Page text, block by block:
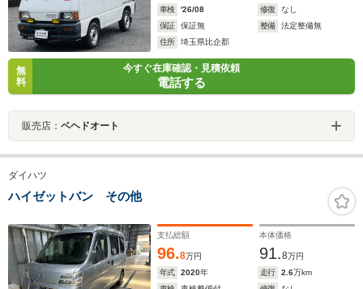
車検
'26/08 修復
なし
保証
保証無 整備
法定整備無
住所
埼玉県比企郡
無
料
今すぐ在庫確認・見積依頼
電話する
販売店： ベヘドオート
ダイハツ
ハイゼットバン その他
支払総額
96.8万円
本体価格
91.8万円
年式
2020年 走行 2.6万km